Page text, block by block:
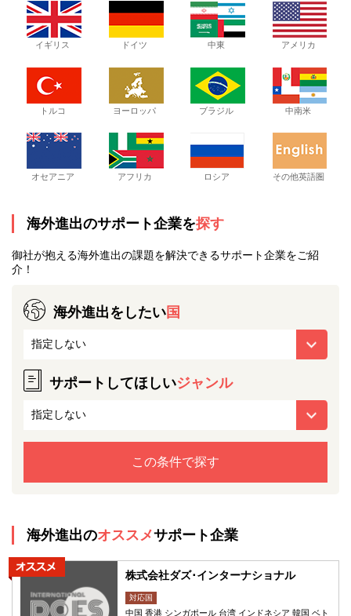
イギリス ドイツ 中東 アメリカ
トルコ ヨーロッパ ブラジル 中南米
オセアニア アフリカ ロシア その他英語圏
海外進出のサポート企業を探す
御社が抱える海外進出の課題を解決できるサポート企業をご紹
介！
海外進出をしたい国
サポートしてほしいジャンル
海外進出のオススメサポート企業
株式会社ダズ･インターナショナル
対応国
中国 香港 シンガポール 台湾 インドネシア 韓国 ベト